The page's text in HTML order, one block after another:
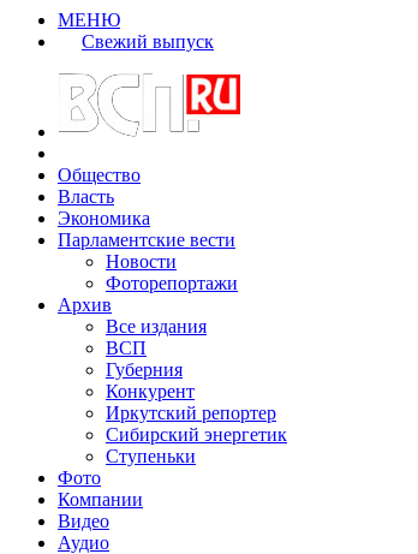
МЕНЮ
Свежий выпуск
Общество
Власть
Экономика
Парламентские вести
Новости
Фоторепортажи
Архив
Все издания
ВСП
Губерния
Конкурент
Иркутский репортер
Сибирский энергетик
Ступеньки
Фото
Компании
Видео
Аудио